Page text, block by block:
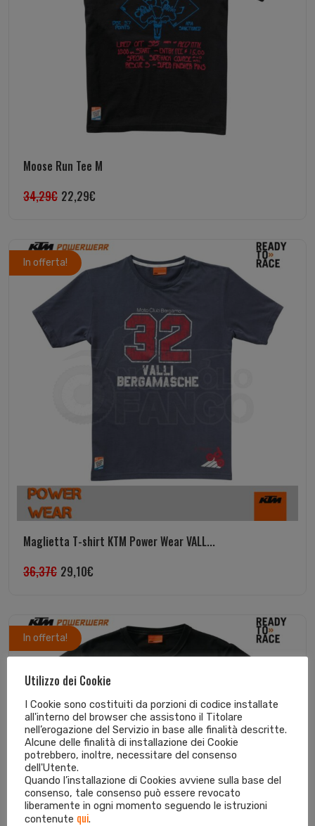
Moose Run Tee M
34,29€ 22,29€
In offerta!
Maglietta T-shirt KTM Power Wear VALL...
36,37€ 29,10€
In offerta!
Utilizzo dei Cookie
I Cookie sono costituiti da porzioni di codice installate
all'interno del browser che assistono il Titolare
nell’erogazione del Servizio in base alle finalità descritte.
Alcune delle finalità di installazione dei Cookie
potrebbero, inoltre, necessitare del consenso
dell'Utente.
Quando l’installazione di Cookies avviene sulla base del
consenso, tale consenso può essere revocato
liberamente in ogni momento seguendo le istruzioni
contenute qui.